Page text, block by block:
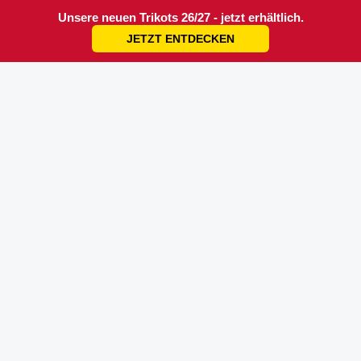
Unsere neuen Trikots 26/27 - jetzt erhältlich.
JETZT ENTDECKEN